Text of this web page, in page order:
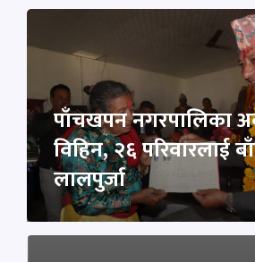
पाँचखपन नगरपालिका
विहिन, २६ परिवारलाई
लालपुर्जा